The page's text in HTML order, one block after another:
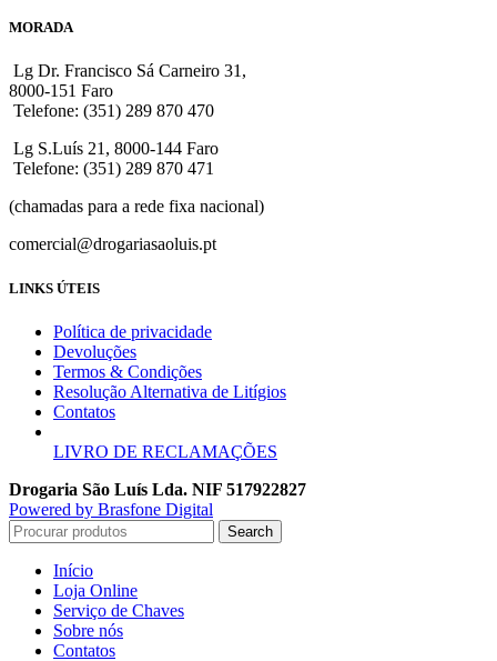
MORADA
Lg Dr. Francisco Sá Carneiro 31,
8000-151 Faro
Telefone: (351) 289 870 470
Lg S.Luís 21, 8000-144 Faro
Telefone: (351) 289 870 471
(chamadas para a rede fixa nacional)
comercial@drogariasaoluis.pt
LINKS ÚTEIS
Política de privacidade
Devoluções
Termos & Condições
Resolução Alternativa de Litígios
Contatos
LIVRO DE RECLAMAÇÕES
Drogaria São Luís Lda. NIF 517922827
Powered by Brasfone Digital
Search
Início
Loja Online
Serviço de Chaves
Sobre nós
Contatos